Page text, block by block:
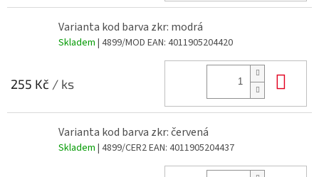
Varianta kod barva zkr: modrá
Skladem | 4899/MOD EAN: 4011905204420
255 Kč / ks
Varianta kod barva zkr: červená
Skladem | 4899/CER2EAN: 4011905204437